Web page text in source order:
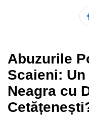
Abuzurile
Scaieni:
Neagra cu